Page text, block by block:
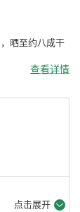
晒至约八成干
查看详情
点击展开